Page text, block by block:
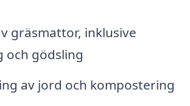
gräsmattor, inklusive
och gödsling
av jord och kompostering